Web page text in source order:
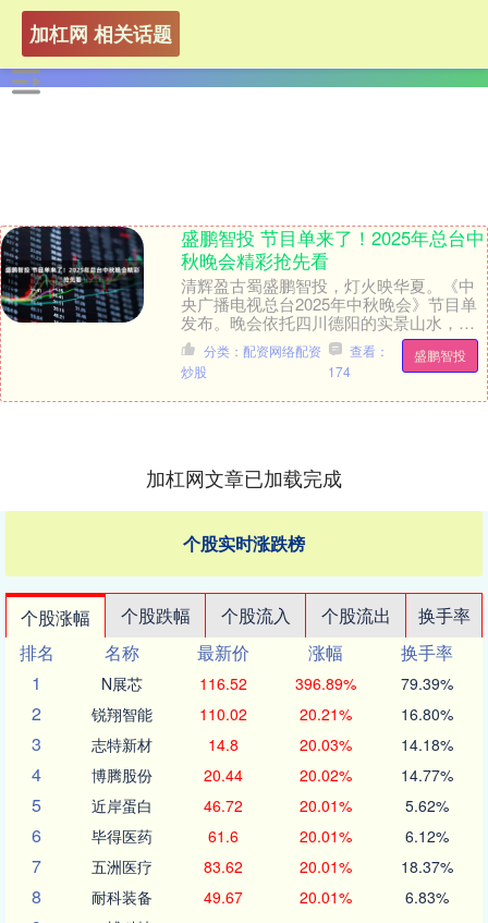
加杠网 相关话题
盛鹏智投 节目单来了！2025年总台中
秋晚会精彩抢先看
清辉盈古蜀盛鹏智投，灯火映华夏。《中
央广播电视总台2025年中秋晚会》节目单
发布。晚会依托四川德阳的实景山水，通
过《山月满》《是吾乡》《一轮秋》三个
篇章30余个....
盛鹏智投
分类：配资网络配资
炒股
查看：
174
加杠网文章已加载完成
个股实时涨跌榜
个股涨幅 个股跌幅 个股流入 个股流出
换手率
排名
名称 最新价 涨幅
换手率
1
N展芯 116.52 396.89% 79.39%
2 锐翔智能 110.02 20.21% 16.80%
3 志特新材 14.8 20.03% 14.18%
4 博腾股份 20.44 20.02% 14.77%
5 近岸蛋白 46.72 20.01% 5.62%
6 毕得医药 61.6 20.01% 6.12%
7 五洲医疗 83.62 20.01% 18.37%
8 耐科装备 49.67 20.01% 6.83%